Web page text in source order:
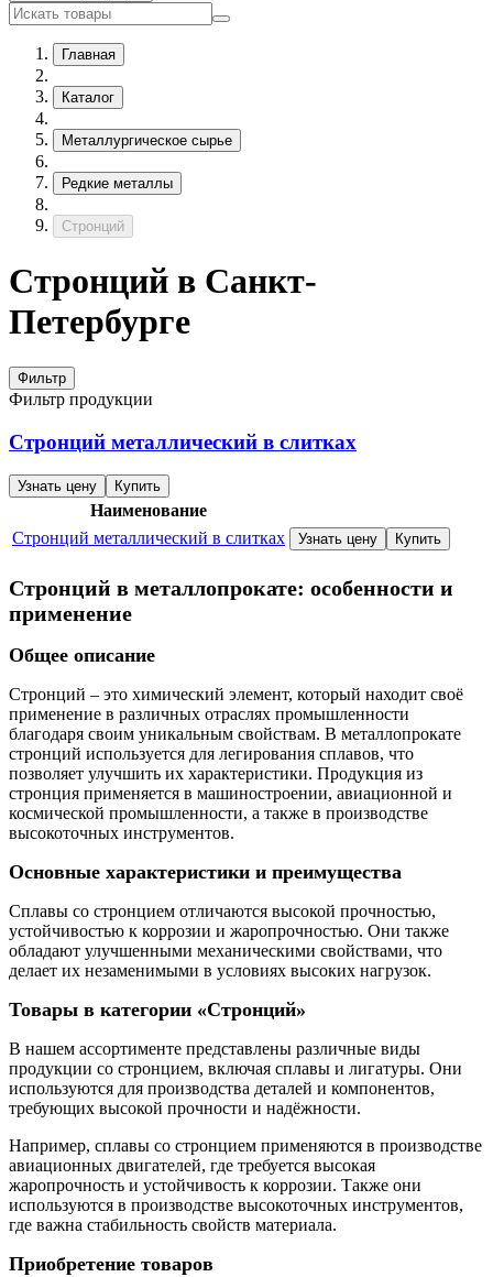
Главная
Каталог
Металлургическое сырье
Редкие металлы
Стронций
Стронций в Санкт-
Петербурге
Фильтр
Фильтр продукции
Стронций металлический в слитках
Узнать цену Купить
Наименование
Стронций металлический в слитках
Узнать цену Купить
Стронций в металлопрокате: особенности и
применение
Общее описание
Стронций – это химический элемент, который находит своё
применение в различных отраслях промышленности
благодаря своим уникальным свойствам. В металлопрокате
стронций используется для легирования сплавов, что
позволяет улучшить их характеристики. Продукция из
стронция применяется в машиностроении, авиационной и
космической промышленности, а также в производстве
высокоточных инструментов.
Основные характеристики и преимущества
Сплавы со стронцием отличаются высокой прочностью,
устойчивостью к коррозии и жаропрочностью. Они также
обладают улучшенными механическими свойствами, что
делает их незаменимыми в условиях высоких нагрузок.
Товары в категории «Стронций»
В нашем ассортименте представлены различные виды
продукции со стронцием, включая сплавы и лигатуры. Они
используются для производства деталей и компонентов,
требующих высокой прочности и надёжности.
Например, сплавы со стронцием применяются в производстве
авиационных двигателей, где требуется высокая
жаропрочность и устойчивость к коррозии. Также они
используются в производстве высокоточных инструментов,
где важна стабильность свойств материала.
Приобретение товаров